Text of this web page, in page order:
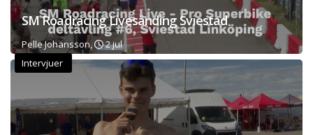
SM Roadracing Livesänding Sviestad
Pelle Johansson,
2 jul
Intervjuer